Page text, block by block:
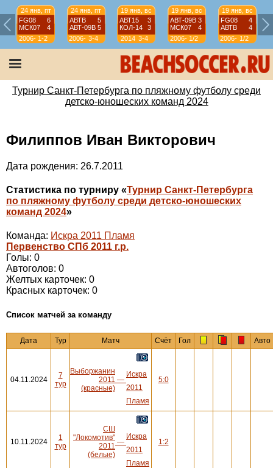
24 янв, пт
FG08
6
МСК07
4
2006-
07
1-2
24 янв, пт
АВТВ
5
АВТ-09B 5
2006-
07
3-4
19 янв, вс
АВТ15
3
КОЛ-14
3
2014 3-4
19 янв, вс
АВТ-09B 3
МСК07
4
2006-
07
1/2
19 янв, вс
FG08
4
АВТВ
4
2006-
07
1/2
Турнир Санкт-Петербурга по пляжному футболу среди
детско-юношеских команд 2024
Филиппов Иван Викторович
Дата рождения: 26.7.2011
Статистика по турниру «Турнир Санкт-Петербурга
по пляжному футболу среди детско-юношеских
команд 2024»
Команда: Искра 2011 Пламя
Первенство СПб 2011 г.р.
Голы: 0
Автоголов: 0
Желтых карточек: 0
Красных карточек: 0
Cписок матчей за команду
Дата Тур Матч Счёт Гол Авто
04.11.2024
7
тур
Выборжанин
2011
(красные)
—
Искра
2011
Пламя
5:0
10.11.2024
1
тур
СШ
"Локомотив"
2011
(белые)
—
Искра
2011
Пламя
1:2